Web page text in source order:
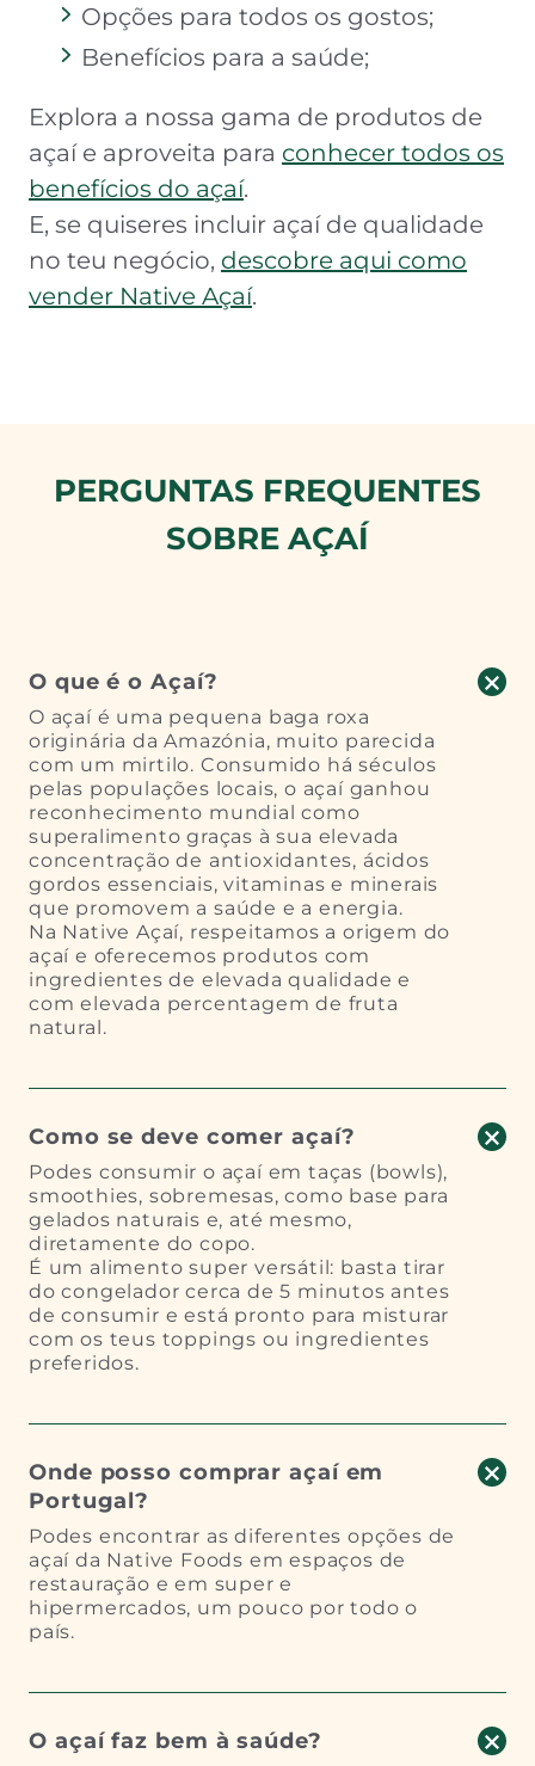
Opções para todos os gostos;
Benefícios para a saúde;
Explora a nossa gama de produtos de
açaí e aproveita para conhecer todos os
benefícios do açaí.
E, se quiseres incluir açaí de qualidade
no teu negócio, descobre aqui como
vender Native Açaí.
PERGUNTAS FREQUENTES
SOBRE AÇAÍ
O que é o Açaí?
O açaí é uma pequena baga roxa
originária da Amazónia, muito parecida
com um mirtilo. Consumido há séculos
pelas populações locais, o açaí ganhou
reconhecimento mundial como
superalimento graças à sua elevada
concentração de antioxidantes, ácidos
gordos essenciais, vitaminas e minerais
que promovem a saúde e a energia.
Na Native Açaí, respeitamos a origem do
açaí e oferecemos produtos com
ingredientes de elevada qualidade e
com elevada percentagem de fruta
natural.
Como se deve comer açaí?
Podes consumir o açaí em taças (bowls),
smoothies, sobremesas, como base para
gelados naturais e, até mesmo,
diretamente do copo.
É um alimento super versátil: basta tirar
do congelador cerca de 5 minutos antes
de consumir e está pronto para misturar
com os teus toppings ou ingredientes
preferidos.
Onde posso comprar açaí em
Portugal?
Podes encontrar as diferentes opções de
açaí da Native Foods em espaços de
restauração e em super e
hipermercados, um pouco por todo o
país.
O açaí faz bem à saúde?